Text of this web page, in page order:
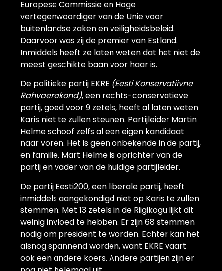
Europese Commissie en Hoge
vertegenwoordiger van de Unie voor
buitenlandse zaken en veiligheidsbeleid.
Daarvoor was zij de premier van Estland.
Inmiddels heeft ze laten weten dat het niet de
meest geschikte baan voor haar is.
De politieke partij EKRE (Eesti Konservatiivne
Rahvaerakond), een rechts-conservatieve
partij, goed voor 9 zetels, heeft al laten weten
Karis niet te zullen steunen. Partijleider Martin
Helme schoof zelfs al een eigen kandidaat
naar voren. Het is geen onbekende in de partij,
en familie. Mart Helme is oprichter van de
partij en vader van de huidige partijleider.
De partij Eesti200, een liberale partij, heeft
inmiddels aangekondigd niet op Karis te zullen
stemmen. Met 13 zetels in de Riigikogu lijkt dit
weinig invloed te hebben. Er zijn 68 stemmen
nodig om president te worden. Echter kan het
alsnog spannend worden, want EKRE vaart
ook een andere koers. Andere partijen zijn er